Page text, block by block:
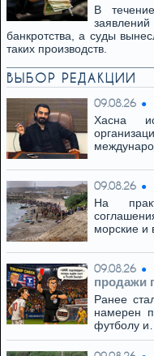
В
банкротства, а суды
таких производств.
ВЫБОР РЕДАКЦИИ
09.08.26
Хасна
09.08.26
На
морские и
09.08.26
продажи
Ранее
намерен
футболу и…